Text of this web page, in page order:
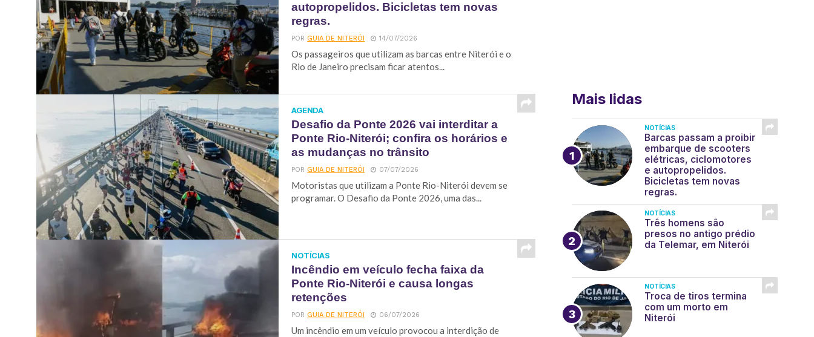
autopropelidos. Bicicletas tem novas
regras.
PORGUIA DE NITERÓI 14/07/2026
Os passageiros que utilizam as barcas entre Niterói e o
Rio de Janeiro precisam ficar atentos...
AGENDA
Desafio da Ponte 2026 vai interditar a
Ponte Rio-Niterói; confira os horários e
as mudanças no trânsito
PORGUIA DE NITERÓI 07/07/2026
Motoristas que utilizam a Ponte Rio-Niterói devem se
programar. O Desafio da Ponte 2026, uma das...
NOTÍCIAS
Incêndio em veículo fecha faixa da
Ponte Rio-Niterói e causa longas
retenções
PORGUIA DE NITERÓI 06/07/2026
Um incêndio em um veículo provocou a interdição de
Mais lidas
NOTÍCIAS
Barcas passam a proibir
embarque de scooters
elétricas, ciclomotores
e autopropelidos.
Bicicletas tem novas
regras.
NOTÍCIAS
Três homens são
presos no antigo prédio
da Telemar, em Niterói
NOTÍCIAS
Troca de tiros termina
com um morto em
Niterói